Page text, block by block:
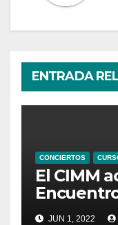
ENTRADA
CONCIERTOS
El CIMM
Ministriles
JUN 1, 2022